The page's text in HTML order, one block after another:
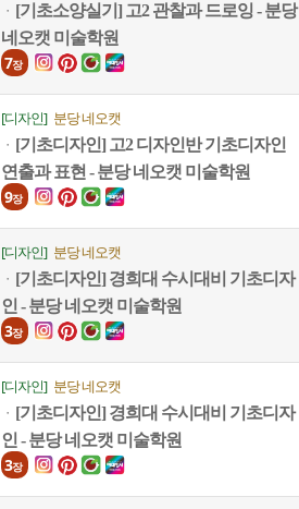
ㆍ [기초소양실기] 고2 관찰과 드로잉 - 분당
네오캣 미술학원
7장
[디자인] 분당 네오캣
ㆍ [기초디자인] 고2 디자인반 기초디자인
연출과 표현 - 분당 네오캣 미술학원
9장
[디자인] 분당 네오캣
ㆍ [기초디자인] 경희대 수시대비 기초디자
인 - 분당 네오캣 미술학원
3장
[디자인] 분당 네오캣
ㆍ [기초디자인] 경희대 수시대비 기초디자
인 - 분당 네오캣 미술학원
3장